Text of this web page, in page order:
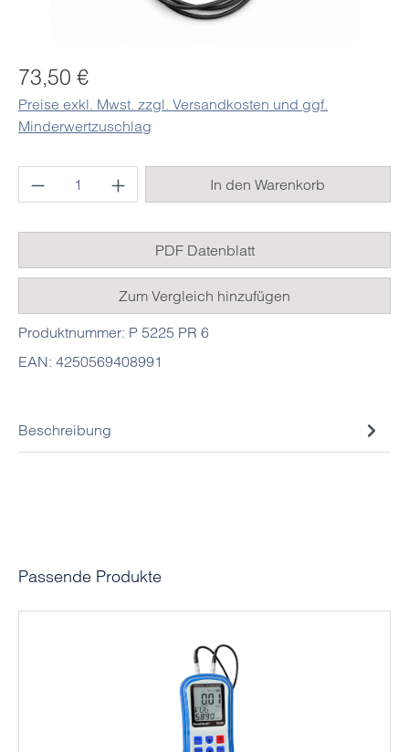
Regulärer Preis:
73,50 €
Preise exkl. Mwst. zzgl. Versandkosten und ggf.
Minderwertzuschlag
Produkt Anzahl: Gib den gewünschten
In den Warenkorb
PDF Datenblatt
Zum Vergleich hinzufügen
Produktnummer: P 5225 PR 6
EAN: 4250569408991
Beschreibung
Produktgalerie überspringen
Passende Produkte